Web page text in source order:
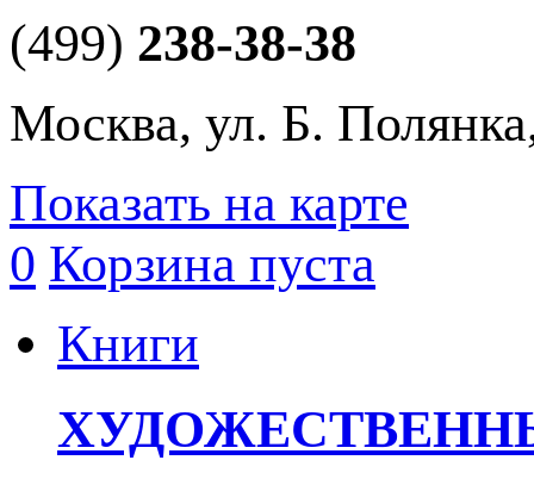
(499) 238-38-38
Москва, ул. Б.
Показать на карте
0 Корзина пуста
Книги